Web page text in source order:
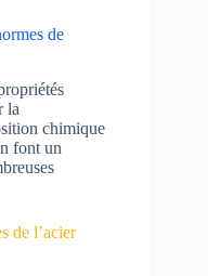
de
la
chimique
font un
de l’acier